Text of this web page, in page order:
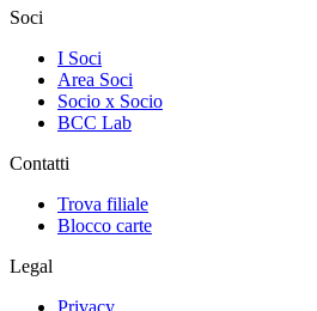
Soci
I Soci
Area Soci
Socio x Socio
BCC Lab
Contatti
Trova filiale
Blocco carte
Legal
Privacy